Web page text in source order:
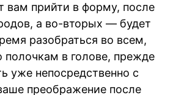
вам прийти в форму, после
а во-вторых — будет
разобраться во всем,
полочкам в голове, прежде
уже непосредственно с
преображение после